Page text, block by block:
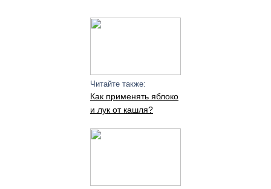
Читайте также:
Как применять яблоко
и лук от кашля?